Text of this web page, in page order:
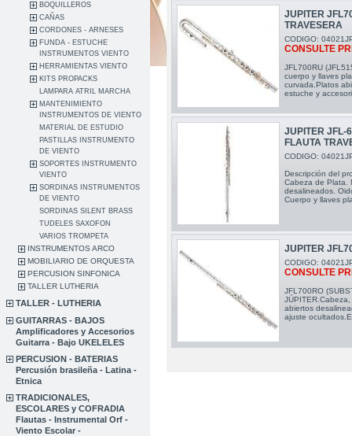
BOQUILLEROS
CAÑAS
CORDONES - ARNESES
FUNDA - ESTUCHE
INSTRUMENTOS VIENTO
HERRAMIENTAS VIENTO
KITS PROPACKS
LAMPARA ATRIL MARCHA
MANTENIMIENTO
INSTRUMENTOS DE VIENTO
MATERIAL DE ESTUDIO
PASTILLAS INSTRUMENTO
DE VIENTO
SOPORTES INSTRUMENTO
VIENTO
SORDINAS INSTRUMENTOS
DE VIENTO
SORDINAS SILENT BRASS
TUDELES SAXOFON
VARIOS TROMPETA
INSTRUMENTOS ARCO
MOBILIARIO DE ORQUESTA
PERCUSION SINFONICA
TALLER LUTHERIA
TALLER - LUTHERIA
GUITARRAS - BAJOS
Amplificadores y Accesorios
Guitarra - Bajo UKELELES
PERCUSION - BATERIAS
Percusión brasileña - Latina -
Etnica
TRADICIONALES,
ESCOLARES y COFRADIA
Flautas - Instrumental Orf -
Viento Escolar -
JUPITER
TRAVESERA
CODIGO:
CONSULTE
JFL700RU
cuerpo y llaves
curvada.Platos
estuche y
JUPITER JFL-
FLAUTA
CODIGO:
Descripción del
Cabeza de Plata.
desalineados.
Cuerpo y llaves
JUPITER
CODIGO:
CONSULTE
JFL700RO
abiertos
ajuste